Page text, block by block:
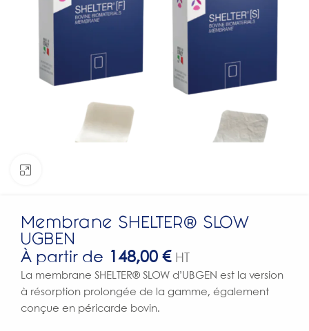
Membrane SHELTER® SLOW
UGBEN
À partir de 148,00 € HT
La membrane SHELTER® SLOW d’UBGEN est la version
à résorption prolongée de la gamme, également
conçue en péricarde bovin.